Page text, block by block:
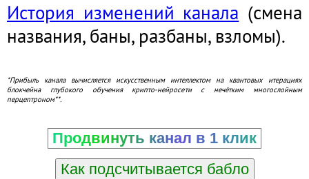
История изменений канала (смена
названия, баны, разбаны, взломы).
*Прибыль канала вычисляется искусственным интеллектом на квантовых итерациях
блокчейна глубокого обучения крипто-нейросети с нечётким многослойным
перцептроном**.
Продвинуть канал в 1 клик
Как подсчитывается бабло